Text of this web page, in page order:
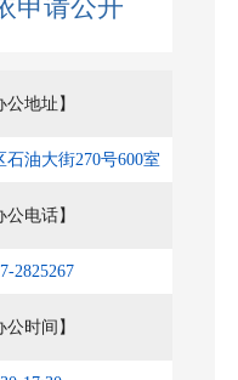
申请公开
公地址】
油大街270号600室
公电话】
2825267
公时间】